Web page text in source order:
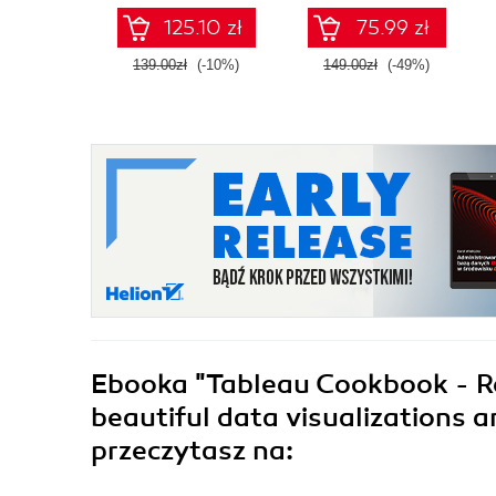
125.10 zł
139.00zł (-10%)
75.99 zł
149.00zł (-49%)
Ebooka "Tableau Cookbook -
beautiful data visualizations
przeczytasz na: